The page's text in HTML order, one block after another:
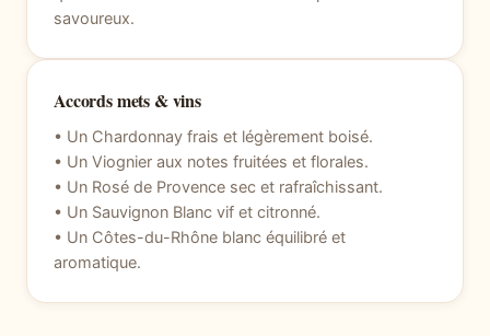
savoureux.
Accords mets & vins
• Un Chardonnay frais et légèrement boisé.
• Un Viognier aux notes fruitées et florales.
• Un Rosé de Provence sec et rafraîchissant.
• Un Sauvignon Blanc vif et citronné.
• Un Côtes-du-Rhône blanc équilibré et
aromatique.